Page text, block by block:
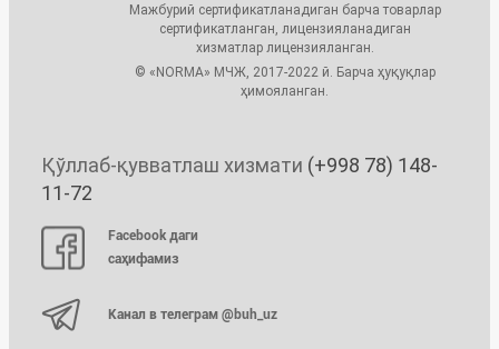
Мажбурий сертификатланадиган барча товарлар
сертификатланган, лицензияланадиган
хизматлар лицензияланган.
© «NORMA» МЧЖ, 2017-2022 й. Барча ҳуқуқлар
ҳимояланган.
Қўллаб-қувватлаш хизмати (+998 78) 148-
11-72
Facebook даги
саҳифамиз
Канал в телеграм @buh_uz